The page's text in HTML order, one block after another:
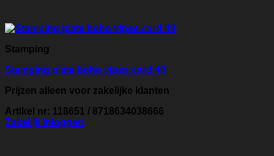
Stamping
Stamping plate boho vipes card 48
Prijzen alleen voor zakelijke klanten
Artikel nr: 118651 / 8718634038666
Zakelijk inloggen